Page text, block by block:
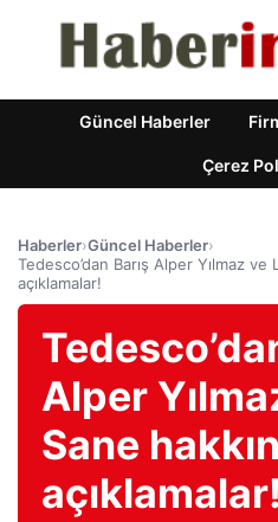
Güncel Haberler
Çerez
Haberler›Güncel Haberler›
Tedesco’dan Barış Alper Yılmaz ve
açıklamalar!
Alper
Sane
açıklamalar!